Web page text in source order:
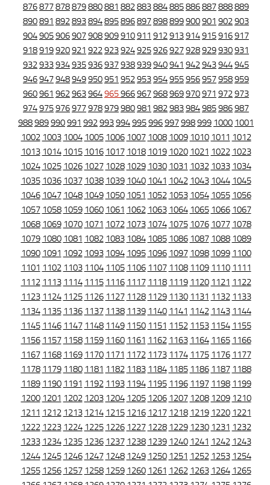
876877878879880881 882883884885886887888889
890891 892893894895896897898899900901 902903
904905906907908909910911 912913914915916917
918919920921 922923924925926927928929930931
932933934935936937938939940941 942943944945
946947948949950951 952953954955956957958959
960961 962963964965966967968969970971 972973
974975976977978979980981 982983984985986987
988989990991 992993994995996997998999 1000 1001
1002 1003 1004 1005 1006 1007 1008 1009 1010 1011 1012
1013 1014 1015 1016 1017 1018 1019 1020 1021 1022 1023
1024 1025 1026 1027 1028 1029 1030 1031 1032 1033 1034
1035 1036 1037 1038 1039 1040 1041 1042 1043 1044 1045
1046 1047 1048 1049 1050 1051 1052 1053 1054 1055 1056
1057 1058 1059 1060 1061 1062 1063 1064 1065 1066 1067
1068 1069 1070 1071 1072 1073 1074 1075 1076 1077 1078
1079 1080 1081 1082 1083 1084 1085 1086 1087 1088 1089
1090 1091 1092 1093 1094 1095 1096 1097 1098 1099 1100
1101 1102 1103 1104 1105 1106 1107 1108 1109 1110 1111
1112 1113 1114 1115 1116 1117 1118 1119 1120 1121 1122
1123 1124 1125 1126 1127 1128 1129 1130 1131 1132 1133
1134 1135 1136 1137 1138 1139 1140 1141 1142 1143 1144
1145 1146 1147 1148 1149 1150 1151 1152 1153 1154 1155
1156 1157 1158 1159 1160 1161 1162 1163 1164 1165 1166
1167 1168 1169 1170 1171 1172 1173 1174 1175 1176 1177
1178 1179 1180 1181 1182 1183 1184 1185 1186 1187 1188
1189 1190 1191 1192 1193 1194 1195 1196 1197 1198 1199
1200 1201 1202 1203 1204 1205 1206 1207 1208 1209 1210
1211 1212 1213 1214 1215 1216 1217 1218 1219 1220 1221
1222 1223 1224 1225 1226 1227 1228 1229 1230 1231 1232
1233 1234 1235 1236 1237 1238 1239 1240 1241 1242 1243
1244 1245 1246 1247 1248 1249 1250 1251 1252 1253 1254
1255 1256 1257 1258 1259 1260 1261 1262 1263 1264 1265